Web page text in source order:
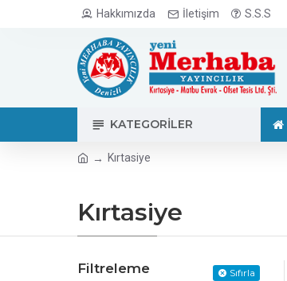
Hakkımızda İletişim S.S.S
KATEGORILER
Kırtasiye
Kırtasiye
Filtreleme Sıfırla